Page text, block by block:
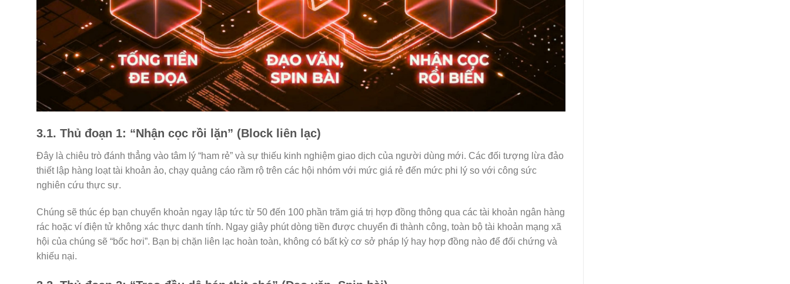
3.1. Thủ đoạn 1: “Nhận cọc rồi lặn” (Block liên lạc)
Đây là chiêu trò đánh thẳng vào tâm lý “ham rẻ” và sự thiếu kinh nghiệm giao dịch của người dùng mới. Các đối tượng lừa đảo
thiết lập hàng loạt tài khoản ảo, chạy quảng cáo rầm rộ trên các hội nhóm với mức giá rẻ đến mức phi lý so với công sức
nghiên cứu thực sự.
Chúng sẽ thúc ép bạn chuyển khoản ngay lập tức từ 50 đến 100 phần trăm giá trị hợp đồng thông qua các tài khoản ngân hàng
rác hoặc ví điện tử không xác thực danh tính. Ngay giây phút dòng tiền được chuyển đi thành công, toàn bộ tài khoản mạng xã
hội của chúng sẽ “bốc hơi”. Bạn bị chặn liên lạc hoàn toàn, không có bất kỳ cơ sở pháp lý hay hợp đồng nào để đối chứng và
khiếu nại.